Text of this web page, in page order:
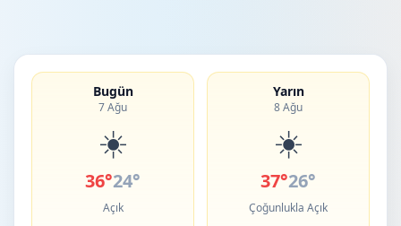
Bugün
7 Ağu
☀️
36°24°
Açık
Yarın
8 Ağu
☀️
37°26°
Çoğunlukla Açık